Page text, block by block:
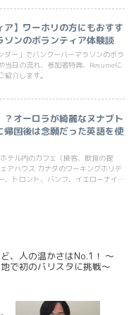
ア】ワーホリの方にもおすす
ソンのボランティア体験談
ダー」でバンクーバーマラソンのボラ
当日の流れ、参加者特典、Resumeに
介します。
？オーロラが綺麗なヌナブト
国後は念願だった英語を使
テル内のカフェ（接客、飲食の提
アハウス カナダのワーキングホリデ
、トロント、バンフ、イエローナイフ
、人の温かさはNo.1！ ～
で初のバリスタに挑戦～